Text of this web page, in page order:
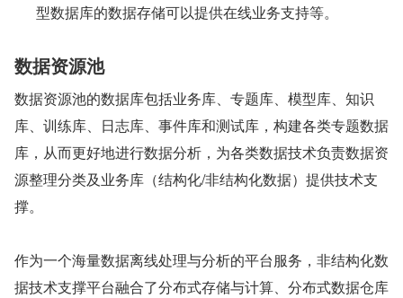
型数据库的数据存储可以提供在线业务支持等。
数据资源池
数据资源池的数据库包括业务库、专题库、模型库、知识
库、训练库、日志库、事件库和测试库，构建各类专题数据
库，从而更好地进行数据分析，为各类数据技术负责数据资
源整理分类及业务库（结构化/非结构化数据）提供技术支
撑。
作为一个海量数据离线处理与分析的平台服务，非结构化数
据技术支撑平台融合了分布式存储与计算、分布式数据仓库